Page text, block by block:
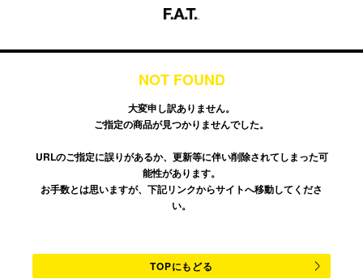
NOT FOUND
大変申し訳ありません。
ご指定の商品が見つかりませんでした。
URLのご指定に誤りがあるか、更新等に伴い削除されてしまった可
能性があります。
お手数とは思いますが、下記リンクからサイトへ移動してくださ
い。
TOPにもどる